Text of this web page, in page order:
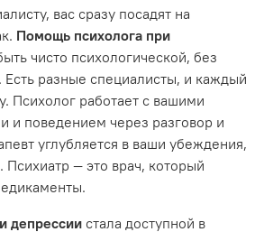
вас сразу посадят на
Помощь психолога при
чисто психологической, без
Есть разные специалисты, и каждый
Психолог работает с вашими
и поведением через разговор и
углубляется в ваши убеждения,
— это врач, который
депрессии стала доступной в